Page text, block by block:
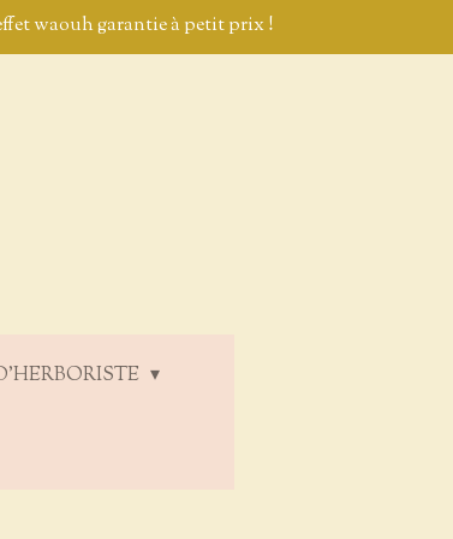
waouh garantie à petit prix !